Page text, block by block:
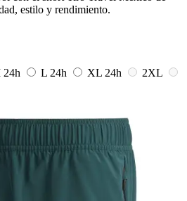
estilo y rendimiento.
24h L 24h XL 24h
2XL